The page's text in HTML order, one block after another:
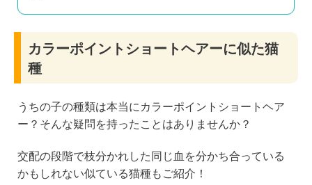
カラーポイントショートヘアーに似た猫
種
うちの子の種類は本当にカラーポイントショートヘア
ー？そんな疑問を持ったことはありませんか？
交配の段階で枝分かれした同じ血を分かち合っている
かもしれない似ている猫種もご紹介！